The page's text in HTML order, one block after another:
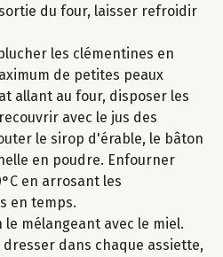
du four, laisser refroidir
les clémentines en
de petites peaux
allant au four, disposer les
avec le jus des
le sirop d'érable, le bâton
en poudre. Enfourner
en arrosant les
en temps.
mélangeant avec le miel.
dans chaque assiette,